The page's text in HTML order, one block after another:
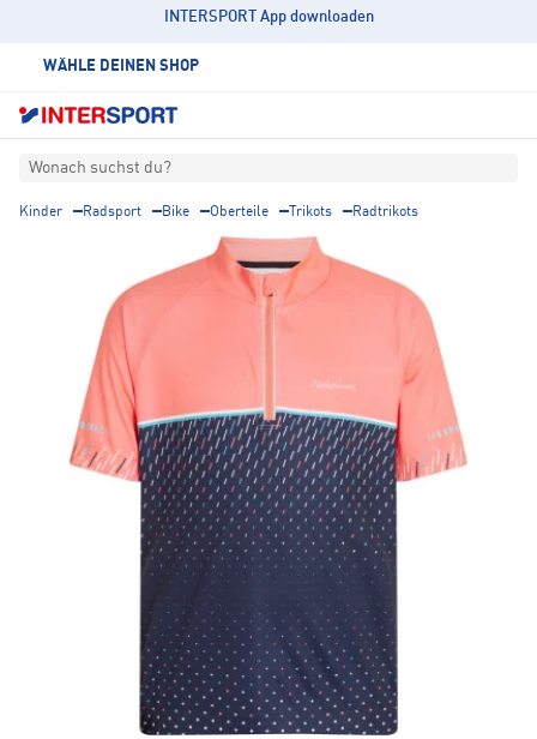
INTERSPORT App downloaden
WÄHLE DEINEN SHOP
Wonach suchst du?
Kinder Radsport Bike Oberteile Trikots Radtrikots